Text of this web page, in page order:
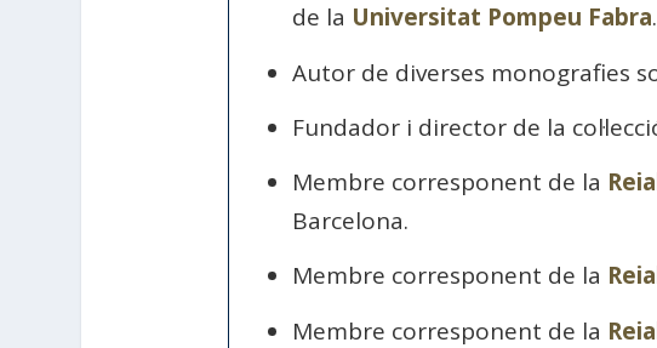
de la Universitat Pompeu Fabra.
Autor de diverses monografies
Fundador i director de la
Membre corresponent de la
Barcelona.
Membre corresponent de la
Membre corresponent de la